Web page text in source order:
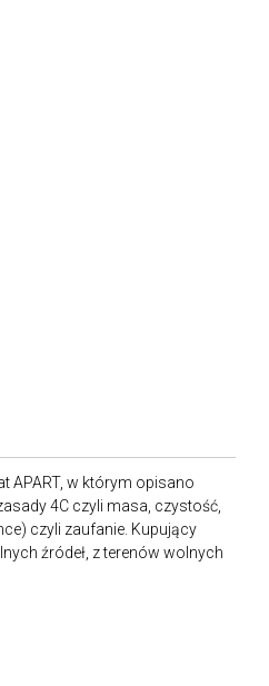
APART, w którym opisano
4C czyli masa, czystość,
czyli zaufanie. Kupujący
źródeł, z terenów wolnych